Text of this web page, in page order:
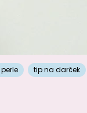
perle tip na darček